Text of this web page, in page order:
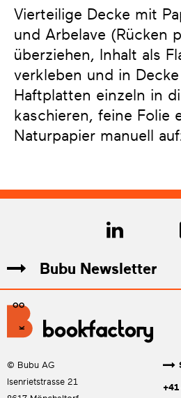
Vierteilige Decke mit
und Arbelave (Rücken
überziehen, Inhalt als
verkleben und in
Haftplatten einzeln in
kaschieren, feine Folie
Naturpapier manuell
Bubu Newsletter
© Bubu AG
Isenrietstrasse 21